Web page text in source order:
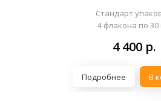
Стандарт
4 флакона по 30
4 400 р.
Подробнее В